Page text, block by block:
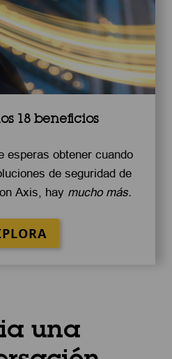
18 beneficios
esperas obtener cuando
de seguridad de
Axis, hay mucho más.
una